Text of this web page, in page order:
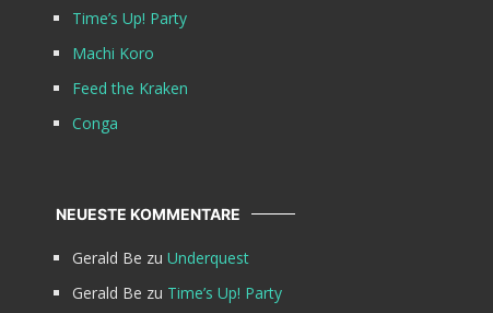
Time’s Up! Party
Machi Koro
Feed the Kraken
Conga
NEUESTE KOMMENTARE
Gerald Be zu Underquest
Gerald Be zu Time’s Up! Party